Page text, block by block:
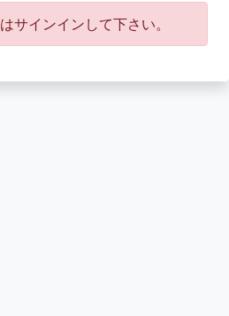
サインインして下さい。